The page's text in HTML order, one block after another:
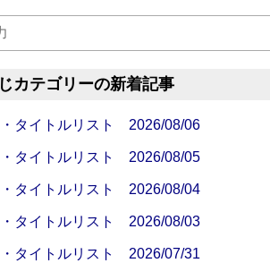
カテゴリーの新着記事
タイトルリスト 2026/08/06
タイトルリスト 2026/08/05
タイトルリスト 2026/08/04
タイトルリスト 2026/08/03
タイトルリスト 2026/07/31